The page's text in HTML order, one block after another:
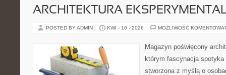
ARCHITEKTURA
POSTED BY ADMIN KWI - 16 - 2026 MOŻLIWOŚĆ
Magazyn poświęcony
którym fascynacja spotyka
stworzona z myślą o